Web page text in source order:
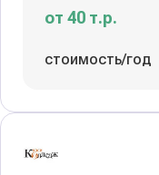
от 40 т.р.
стоимость/год